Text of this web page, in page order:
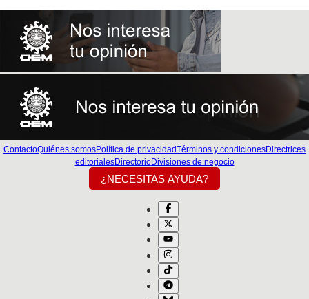
ContactoQuiénes somosPolítica de privacidadTérminos y condicionesDirectrices
editorialesDirectorioDivisiones de negocio
¿NECESITAS AYUDA?